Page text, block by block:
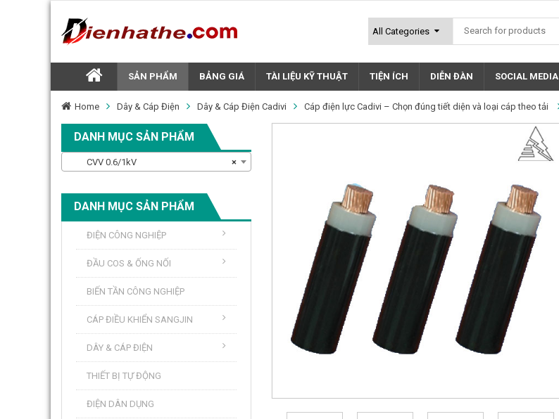
SẢN PHẨM BẢNG GIÁ TÀI LIỆU KỸ THUẬT TIỆN ÍCH DIỄN ĐÀN SOCIAL MEDIA
Home Dây & Cáp Điện Dây & Cáp Điện Cadivi Cáp điện lực Cadivi – Chọn đúng tiết diện và loại cáp theo tải
DANH MỤC SẢN PHẨM
×
CVV 0.6/1kV
DANH MỤC SẢN PHẨM
ĐIỆN CÔNG NGHIỆP
ĐẦU COS & ỐNG NỐI
BIẾN TẦN CÔNG NGHIỆP
CÁP ĐIỀU KHIỂN SANGJIN
DÂY & CÁP ĐIỆN
THIẾT BỊ TỰ ĐỘNG
ĐIỆN DÂN DỤNG